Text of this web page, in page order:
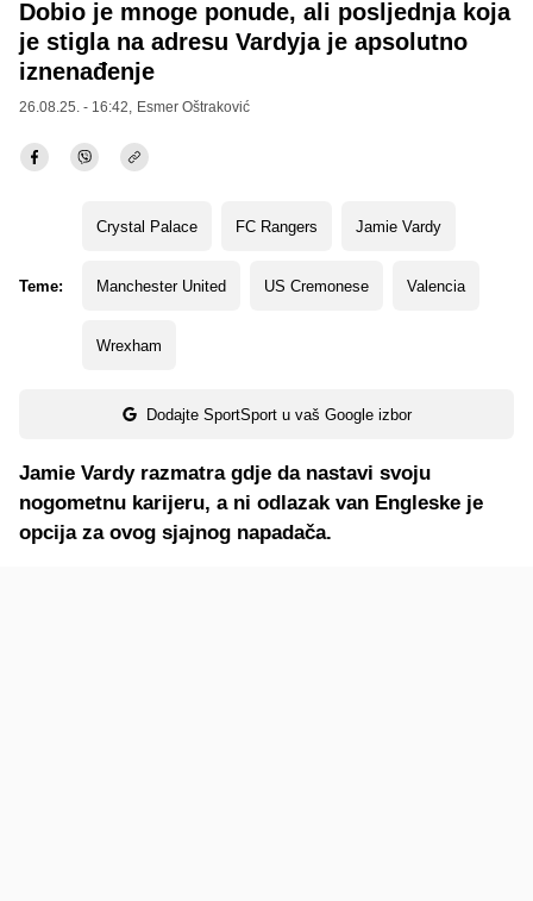
Dobio je mnoge ponude, ali posljednja koja
je stigla na adresu Vardyja je apsolutno
iznenađenje
26.08.25. - 16:42, Esmer Oštraković
Teme:
Crystal Palace FC Rangers Jamie Vardy
Manchester United US Cremonese Valencia
Wrexham
Dodajte SportSport u vaš Google izbor
Jamie Vardy razmatra gdje da nastavi svoju
nogometnu karijeru, a ni odlazak van Engleske je
opcija za ovog sjajnog napadača.